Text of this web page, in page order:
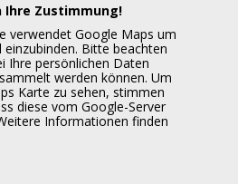
Ihre Zustimmung!
verwendet Google Maps um
Bitte beachten
Ihre persönlichen Daten
werden können. Um
Karte zu sehen, stimmen
diese vom Google-Server
Informationen finden